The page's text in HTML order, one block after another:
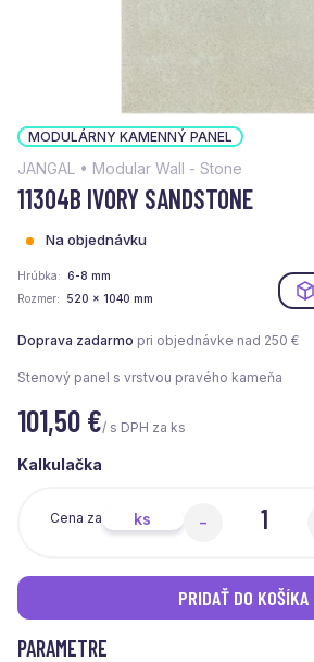
MODULÁRNY KAMENNÝ PANEL
JANGAL • Modular Wall - Stone
11304B IVORY SANDSTONE
Na objednávku
Hrúbka
6-8 mm
Rozmer
520 x 1040 mm
Doprava zadarmo pri objednávke nad 250 €
Stenový panel s vrstvou pravého kameňa
101,50 €/ s DPH za ks
Kalkulačka
Cena za ks -
PRIDAŤ DO KOŠÍKA
PARAMETRE